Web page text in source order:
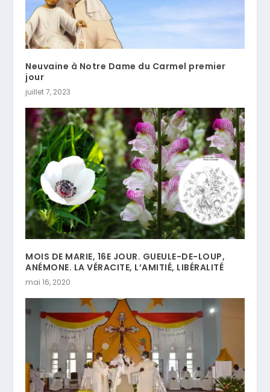
Neuvaine à Notre Dame du Carmel premier
jour
juillet 7, 2023
MOIS DE MARIE, 16E JOUR. GUEULE-DE-LOUP,
ANÉMONE. LA VÉRACITE, L’AMITIÉ, LIBÉRALITÉ
mai 16, 2020